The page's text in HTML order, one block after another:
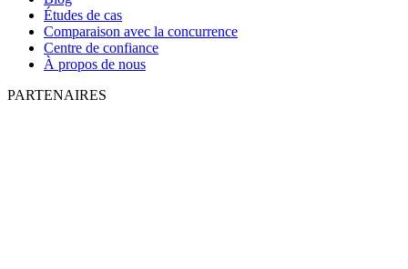
Études de cas
Comparaison avec la concurrence
Centre de confiance
À propos de nous
PARTENAIRES